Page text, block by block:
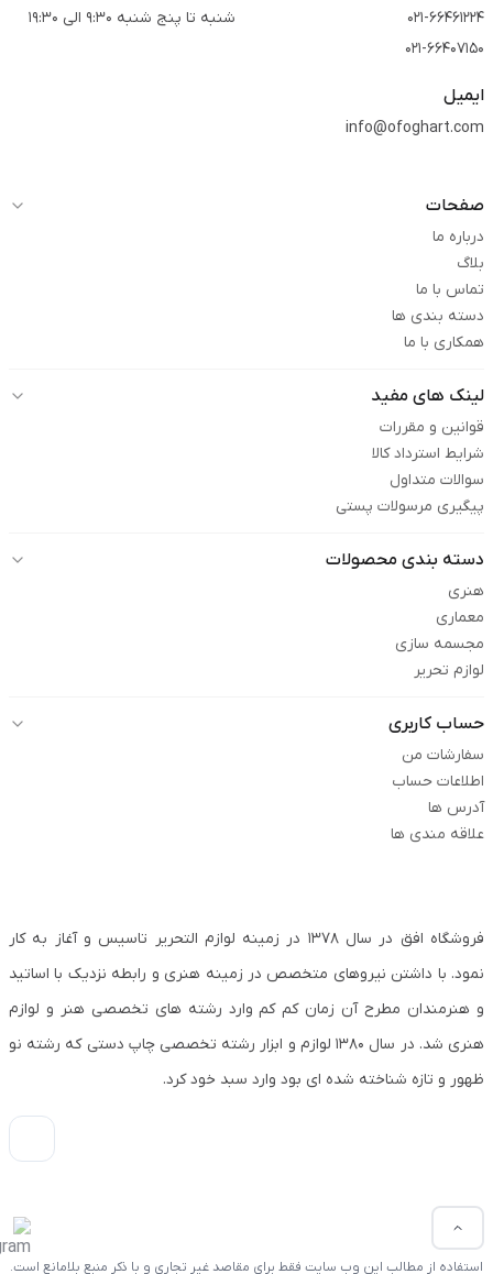
021-66461224
021-66407150
شنبه تا پنج شنبه 9:30 الی 19:30
ایمیل
info@ofoghart.com
صفحات
درباره ما
بلاگ
تماس با ما
دسته بندی ها
همکاری با ما
لینک های مفید
قوانین و مقررات
شرایط استرداد کالا
سوالات متداول
پیگیری مرسولات پستی
دسته بندی محصولات
هنری
معماری
مجسمه سازی
لوازم تحریر
حساب کاربری
سفارشات من
اطلاعات حساب
آدرس ها
علاقه مندی ها
فروشگاه افق در سال ۱۳۷۸ در زمینه لوازم التحریر تاسیس و آغاز به کار
نمود. با داشتن نیروهای متخصص در زمینه هنری و رابطه نزدیک با اساتید
و هنرمندان مطرح آن زمان کم کم وارد رشته های تخصصی هنر و لوازم
هنری شد. در سال ۱۳۸۰ لوازم و ابزار رشته تخصصی چاپ دستی که رشته نو
ظهور و تازه شناخته شده ای بود وارد سبد خود کرد.
استفاده از مطالب این وب سایت فقط برای مقاصد غیر تجاری و با ذکر منبع بلامانع است.